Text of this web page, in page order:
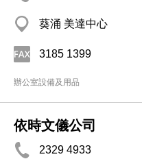
葵涌 美達中心
3185 1399
辦公室設備及用品
依時文儀公司
2329 4933